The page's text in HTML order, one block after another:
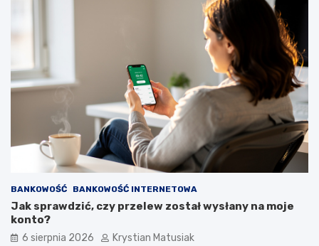
BANKOWOŚĆ BANKOWOŚĆ INTERNETOWA
Jak sprawdzić, czy przelew został wysłany na moje
konto?
6 sierpnia 2026 Krystian Matusiak